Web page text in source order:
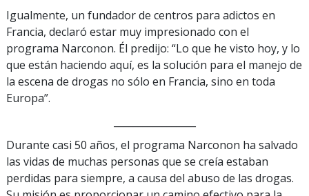
Igualmente, un fundador de centros para adictos en
Francia, declaró estar muy impresionado con el
programa Narconon. Él predijo: “Lo que he visto hoy, y lo
que están haciendo aquí, es la solución para el manejo de
la escena de drogas no sólo en Francia, sino en toda
Europa”.
Durante casi 50 años, el programa Narconon ha salvado
las vidas de muchas personas que se creía estaban
perdidas para siempre, a causa del abuso de las drogas.